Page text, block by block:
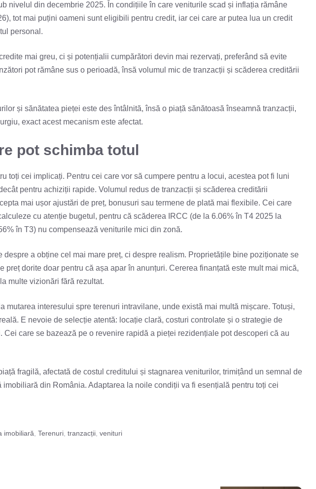
nivelul din decembrie 2025. În condițiile în care veniturile scad și inflația rămâne
tot mai puțini oameni sunt eligibili pentru credit, iar cei care ar putea lua un credit
personal.
mai greu, ci și potențialii cumpărători devin mai rezervați, preferând să evite
pot rămâne sus o perioadă, însă volumul mic de tranzacții și scăderea creditării
și sănătatea pieței este des întâlnită, însă o piață sănătoasă înseamnă tranzacții,
exact acest mecanism este afectat.
pot schimba totul
toți cei implicați. Pentru cei care vor să cumpere pentru a locui, acestea pot fi luni
pentru achiziții rapide. Volumul redus de tranzacții și scăderea creditării
mai ușor ajustări de preț, bonusuri sau termene de plată mai flexibile. Cei care
cu atenție bugetul, pentru că scăderea IRCC (de la 6.06% în T4 2025 la
în T3) nu compensează veniturile mici din zonă.
despre a obține cel mai mare preț, ci despre realism. Proprietățile bine poziționate se
preț dorite doar pentru că așa apar în anunțuri. Cererea finanțată este mult mai mică,
multe vizionări fără rezultat.
mutarea interesului spre terenuri intravilane, unde există mai multă mișcare. Totuși,
E nevoie de selecție atentă: locație clară, costuri controlate și o strategie de
Cei care se bazează pe o revenire rapidă a pieței rezidențiale pot descoperi că au
fragilă, afectată de costul creditului și stagnarea veniturilor, trimițând un semnal de
imobiliară din România. Adaptarea la noile condiții va fi esențială pentru toți cei
imobiliară Terenuri, tranzacții, venituri